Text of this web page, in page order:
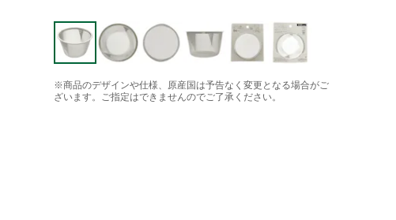
※商品のデザインや仕様、原産国は予告なく変更となる場合がご
ざいます。ご指定はできませんのでご了承ください。